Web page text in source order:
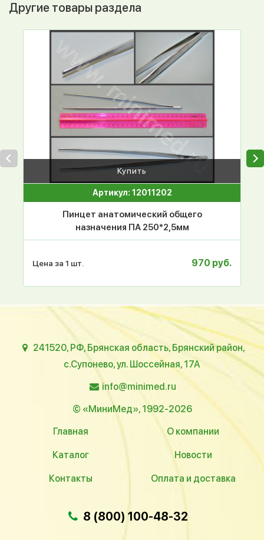
Другие товары раздела
Купить
Артикул: 12011202
Пинцет анатомический общего
назначения ПА 250*2,5мм
Цена за 1 шт. 970 руб.
241520, РФ, Брянская область, Брянский район,
с.Супонево, ул. Шоссейная, 17А
info@minimed.ru
© «МиниМед», 1992-2026
Главная
О компании
Каталог Новости
Контакты Оплата и доставка
8 (800) 100-48-32